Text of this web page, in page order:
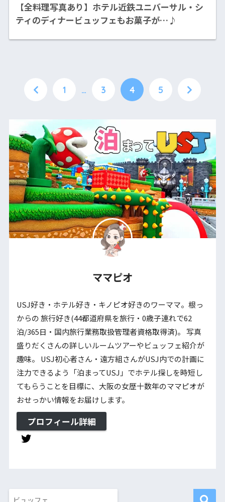
【全料理写真あり】ホテル近鉄ユニバーサル・シ
ティのディナービュッフェもお菓子が…♪
1 … 3 4 5
ママピオ
USJ好き・ホテル好き・キノピオ好きのワーママ。根っ
からの 旅行好き(44都道府県を旅行・0歳子連れで62
泊/365日・国内旅行業務取扱管理者資格取得済)。 写真
盛りだくさんの詳しいルームツアーやビュッフェ紹介が
趣味。 USJ初心者さん・遠方組さんがUSJ内での計画に
注力できるよう「泊まってUSJ」でホテル探しを時短し
てもらうことを目標に、大阪の女歴十数年のママピオが
おせっかい情報をお届けします。
プロフィール詳細